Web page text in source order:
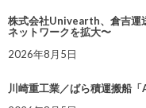
株式会社Univearth、倉吉運
ネットワークを拡大〜
2026年8月5日
川崎重工業／ばら積運搬船